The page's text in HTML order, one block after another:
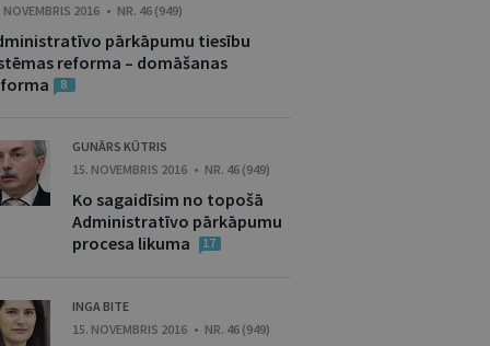
NOVEMBRIS 2016 • NR. 46 (949)
pārkāpumu tiesību
reforma – domāšanas
8
GUNĀRS KŪTRIS
15. NOVEMBRIS 2016 • NR. 46 (949)
Ko sagaidīsim no topošā
Administratīvo pārkāpumu
procesa likuma
17
INGA BITE
15. NOVEMBRIS 2016 • NR. 46 (949)